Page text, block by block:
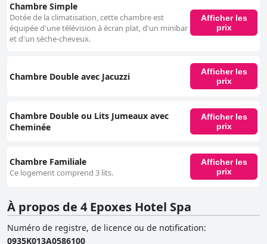
Chambre Simple
Dotée de la climatisation, cette chambre est
équipée d'une télévision à écran plat, d'un minibar
et d'un sèche-cheveux.
Afficher les
prix
Chambre Double avec Jacuzzi
Afficher les
prix
Chambre Double ou Lits Jumeaux avec
Cheminée
Afficher les
prix
Chambre Familiale
Ce logement comprend 3 lits.
Afficher les
prix
À propos de 4 Epoxes Hotel Spa
Numéro de registre, de licence ou de notification:
0935K013A0586100